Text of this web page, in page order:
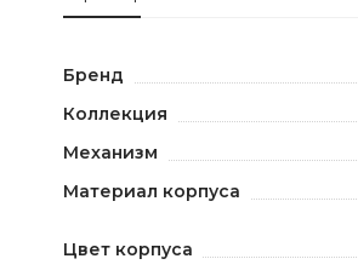
Бренд
Коллекция
Механизм
Материал корпуса
Цвет корпуса